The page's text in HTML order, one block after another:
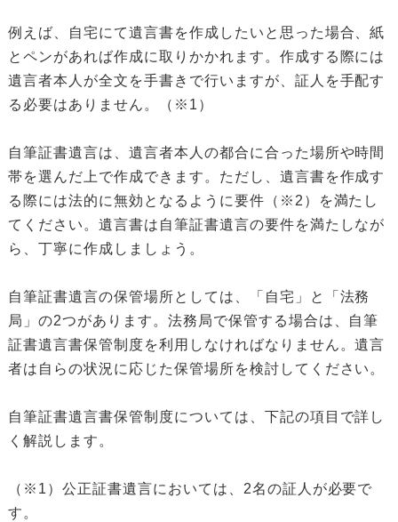
例えば、自宅にて遺言書を作成したいと思った場合、紙
とペンがあれば作成に取りかかれます。作成する際には
遺言者本人が全文を手書きで行いますが、証人を手配す
る必要はありません。（※1）
自筆証書遺言は、遺言者本人の都合に合った場所や時間
帯を選んだ上で作成できます。ただし、遺言書を作成す
る際には法的に無効となるように要件（※2）を満たし
てください。遺言書は自筆証書遺言の要件を満たしなが
ら、丁寧に作成しましょう。
自筆証書遺言の保管場所としては、「自宅」と「法務
局」の2つがあります。法務局で保管する場合は、自筆
証書遺言書保管制度を利用しなければなりません。遺言
者は自らの状況に応じた保管場所を検討してください。
自筆証書遺言書保管制度については、下記の項目で詳し
く解説します。
（※1）公正証書遺言においては、2名の証人が必要で
す。